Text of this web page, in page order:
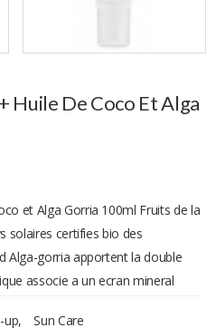
Huile De Coco Et Alga
et Alga Gorria 100ml Fruits de la
solaires certifies bio des
Alga-gorria apportent la double
associe a un ecran mineral
up,
Sun Care